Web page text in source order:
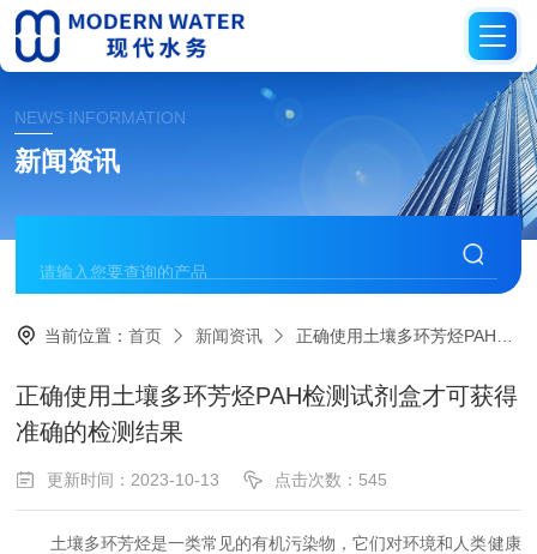
NEWS INFORMATION
新闻资讯
当前位置：首页 新闻资讯 正确使用土壤多环芳烃PAH检测试剂盒才可获得准确的检测结果
正确使用土壤多环芳烃PAH检测试剂盒才可获得
准确的检测结果
更新时间：2023-10-13 点击次数：545
土壤多环芳烃是一类常见的有机污染物，它们对环境和人类健康